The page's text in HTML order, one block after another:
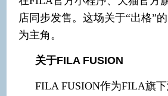
店同步发售。这场关于“出格”
为主角。
关于FILA FUSION
FILA FUSION作为FILA旗下